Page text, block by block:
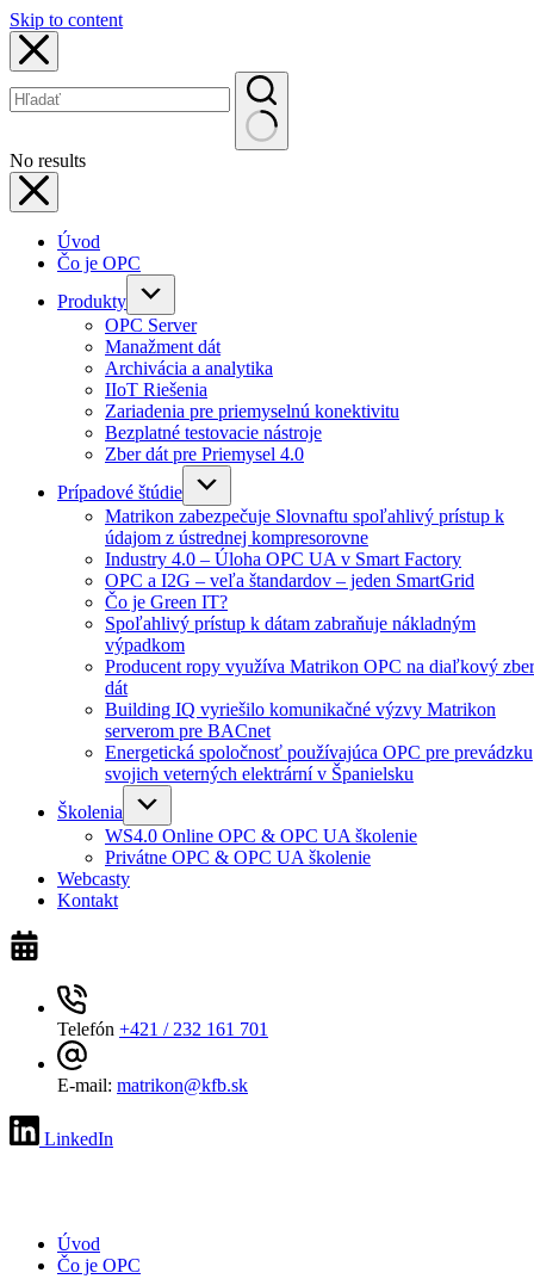
Skip to content
No results
Úvod
Čo je OPC
Produkty
OPC Server
Manažment dát
Archivácia a analytika
IIoT Riešenia
Zariadenia pre priemyselnú konektivitu
Bezplatné testovacie nástroje
Zber dát pre Priemysel 4.0
Prípadové štúdie
Matrikon zabezpečuje Slovnaftu spoľahlivý prístup k
údajom z ústrednej kompresorovne
Industry 4.0 – Úloha OPC UA v Smart Factory
OPC a I2G – veľa štandardov – jeden SmartGrid
Čo je Green IT?
Spoľahlivý prístup k dátam zabraňuje nákladným
výpadkom
Producent ropy využíva Matrikon OPC na diaľkový zber
dát
Building IQ vyriešilo komunikačné výzvy Matrikon
serverom pre BACnet
Energetická spoločnosť používajúca OPC pre prevádzku
svojich veterných elektrární v Španielsku
Školenia
WS4.0 Online OPC & OPC UA školenie
Privátne OPC & OPC UA školenie
Webcasty
Kontakt
Telefón +421 / 232 161 701
E-mail: matrikon@kfb.sk
LinkedIn
Úvod
Čo je OPC